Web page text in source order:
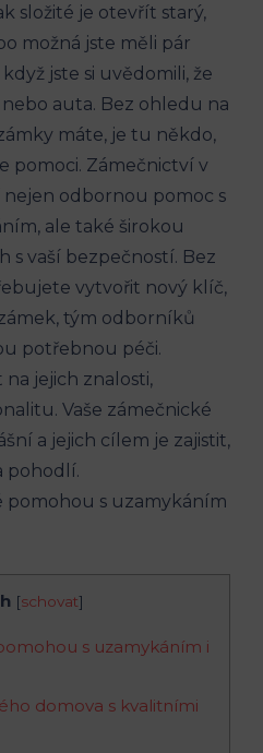
složité je otevřít starý,
možná jste měli pár
jste si uvědomili, že
auta. Bez ohledu na
máte, je tu někdo,
pomoci. Zámečnictví v
odbornou pomoc s
ale také širokou
s vaší bezpečností. Bez
vytvořit nový klíč,
tým odborníků
potřebnou péči.
jejich znalosti,
Vaše zámečnické
a jejich cílem je zajistit,
pohodlí.
[schovat]
s uzamykáním i
domova s kvalitními